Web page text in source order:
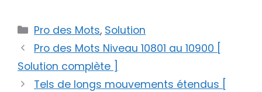
Catégories
Pro des Mots, Solution
Pro des Mots Niveau 10801 au 10900 [
Solution complète ]
Tels de longs mouvements étendus [